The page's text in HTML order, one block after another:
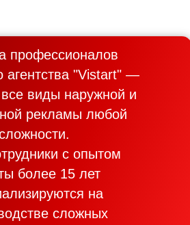
профессионалов
агентства "Vistart" —
виды наружной и
рекламы любой
с опытом
более 15 лет
на
сложных